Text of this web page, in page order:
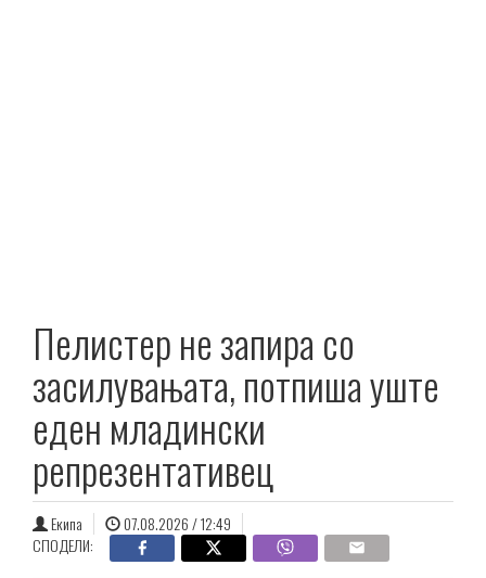
Пелистер не запира со
засилувањата, потпиша уште
еден младински
репрезентативец
Екипа
07.08.2026 / 12:49
СПОДЕЛИ: